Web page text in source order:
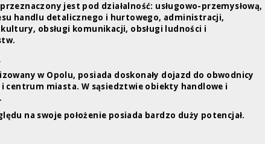
jest pod działalność: usługowo-przemysłową,
handlu detalicznego i hurtowego, administracji,
obsługi komunikacji, obsługi ludności i
w Opolu, posiada doskonały dojazd do obwodnicy
i centrum miasta. W sąsiedztwie obiekty handlowe i
na swoje położenie posiada bardzo duży potencjał.